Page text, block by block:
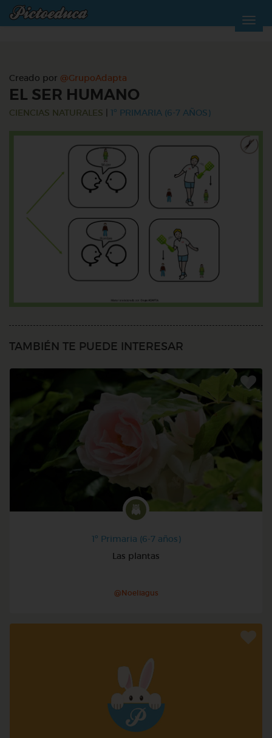
Creado por @GrupoAdapta
EL SER HUMANO
CIENCIAS NATURALES 1º PRIMARIA (6-7 AÑOS)
TAMBIÉN TE PUEDE INTERESAR
1º Primaria (6-7 años)
Las plantas
@Noeliagus